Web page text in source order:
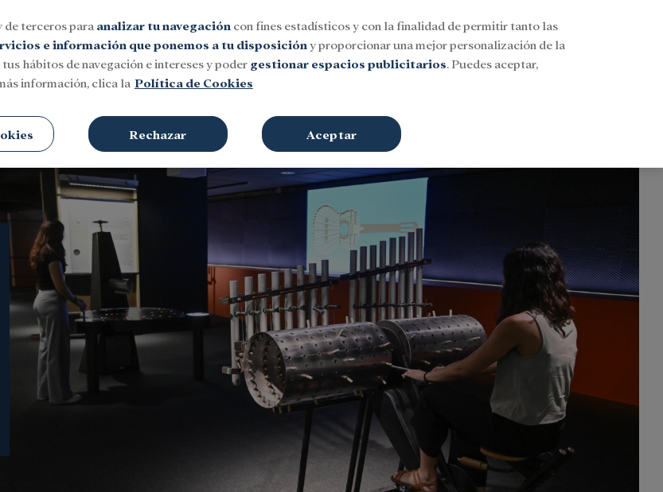
Iniciar sesión Buscar
SocialInvestigación y becasCultura
de terceros para analizar tu navegación con fines estadísticos y con la finalidad de permitir tanto las
e información que ponemos a tu disposición y proporcionar una mejor personalización de la
hábitos de navegación e intereses y poder gestionar espacios publicitarios. Puedes aceptar,
información, clica la Política de Cookies
Rechazar Aceptar